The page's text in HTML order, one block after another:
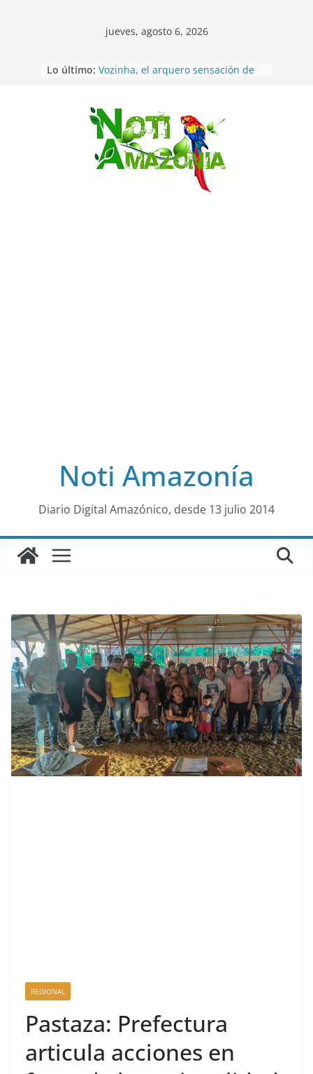
Saltar
al
jueves, agosto 6, 2026
Lo último: Sentencian a 34 años de prisión a
implicados en caso de Alison,
Vozinha, el arquero sensación de
cabo Verde, ya llegó para
incorporarse a Colo Colo de Chile
Pastaza: la parroquia Diez de
Agosto eligió a su nueva reina por
La “deuda de sueño”: una alerta
Noti Amazonía
Diario Digital Amazónico, desde 13 julio 2014
REGIONAL
Pastaza: Prefectura
articula acciones en